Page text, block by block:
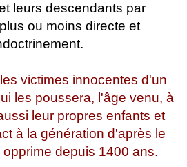
leurs descendants par
ou moins directe et
victimes innocentes d'un
les poussera, l'âge venu, à
leur propres enfants et
à la génération d'après le
depuis 1400 ans.